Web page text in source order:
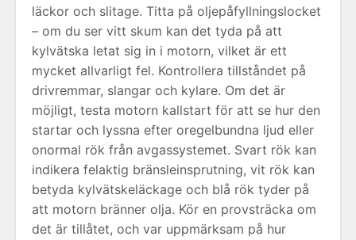
läckor och slitage. Titta på oljepåfyllningslocket
– om du ser vitt skum kan det tyda på att
kylvätska letat sig in i motorn, vilket är ett
mycket allvarligt fel. Kontrollera tillståndet på
drivremmar, slangar och kylare. Om det är
möjligt, testa motorn kallstart för att se hur den
startar och lyssna efter oregelbundna ljud eller
onormal rök från avgassystemet. Svart rök kan
indikera felaktig bränsleinsprutning, vit rök kan
betyda kylvätskeläckage och blå rök tyder på
att motorn bränner olja. Kör en provsträcka om
det är tillåtet, och var uppmärksam på hur